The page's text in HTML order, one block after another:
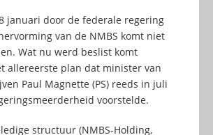
januari door de federale regering
van de NMBS komt niet
Wat nu werd beslist komt
allereerste plan dat minister van
Paul Magnette (PS) reeds in juli
voorstelde.
structuur (NMBS-Holding,